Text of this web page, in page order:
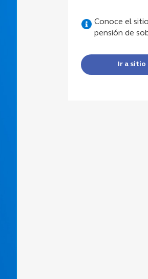
Conoce el
pensión de
Ir a